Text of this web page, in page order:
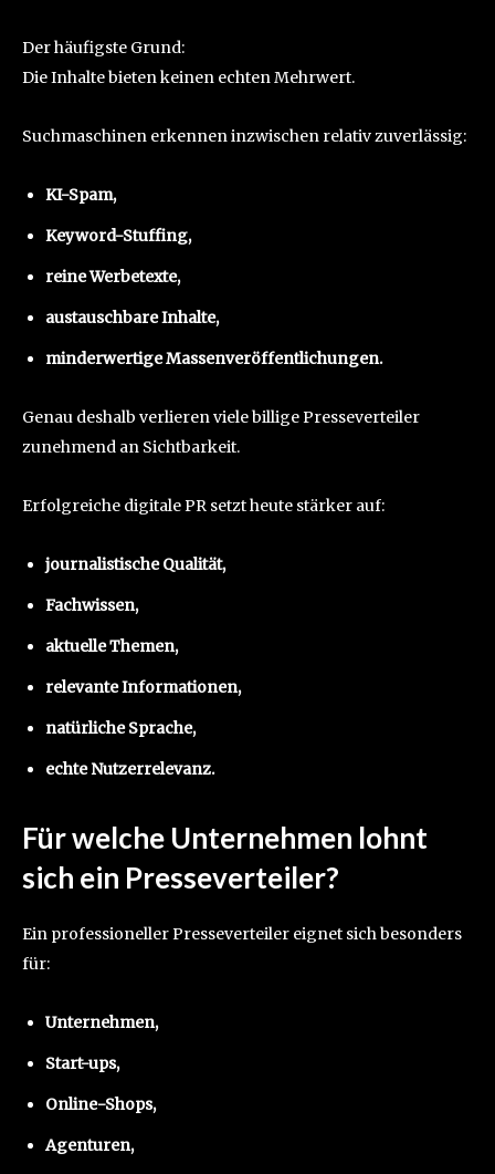
Der häufigste Grund:
Die Inhalte bieten keinen echten Mehrwert.
Suchmaschinen erkennen inzwischen relativ zuverlässig:
KI-Spam,
Keyword-Stuffing,
reine Werbetexte,
austauschbare Inhalte,
minderwertige Massenveröffentlichungen.
Genau deshalb verlieren viele billige Presseverteiler
zunehmend an Sichtbarkeit.
Erfolgreiche digitale PR setzt heute stärker auf:
journalistische Qualität,
Fachwissen,
aktuelle Themen,
relevante Informationen,
natürliche Sprache,
echte Nutzerrelevanz.
Für welche Unternehmen lohnt
sich ein Presseverteiler?
Ein professioneller Presseverteiler eignet sich besonders
für:
Unternehmen,
Start-ups,
Online-Shops,
Agenturen,